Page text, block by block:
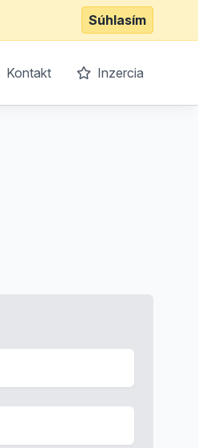
Súhlasím
Kontakt Inzercia